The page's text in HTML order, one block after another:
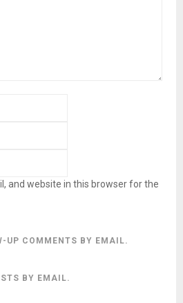
and website in this browser for the
UP COMMENTS BY EMAIL.
BY EMAIL.